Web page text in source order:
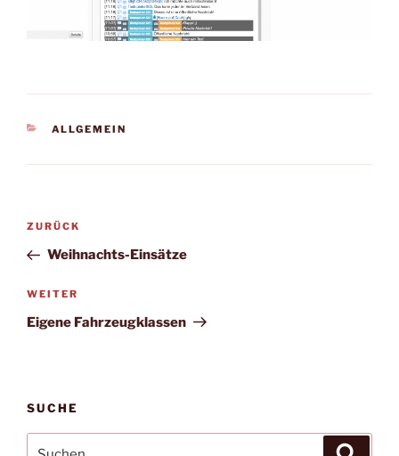
KATEGORIEN
ALLGEMEIN
Beitragsnavigation
Vorheriger
Beitrag
ZURÜCK
Weihnachts-Einsätze
Nächster
Beitrag
WEITER
Eigene Fahrzeugklassen
SUCHE